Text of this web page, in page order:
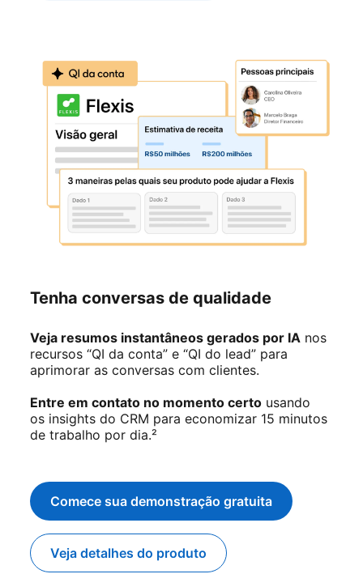
Tenha conversas de qualidade
Veja resumos instantâneos gerados por IA nos
recursos “QI da conta” e “QI do lead” para
aprimorar as conversas com clientes.
Entre em contato no momento certo usando
os insights do CRM para economizar 15 minutos
de trabalho por dia.²
Comece sua demonstração gratuita
opens in a new tab
Veja detalhes do produto